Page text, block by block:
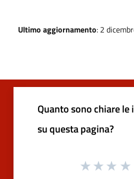
Ultimo aggiornamento: 2
Quanto sono chiare
su questa pagina?